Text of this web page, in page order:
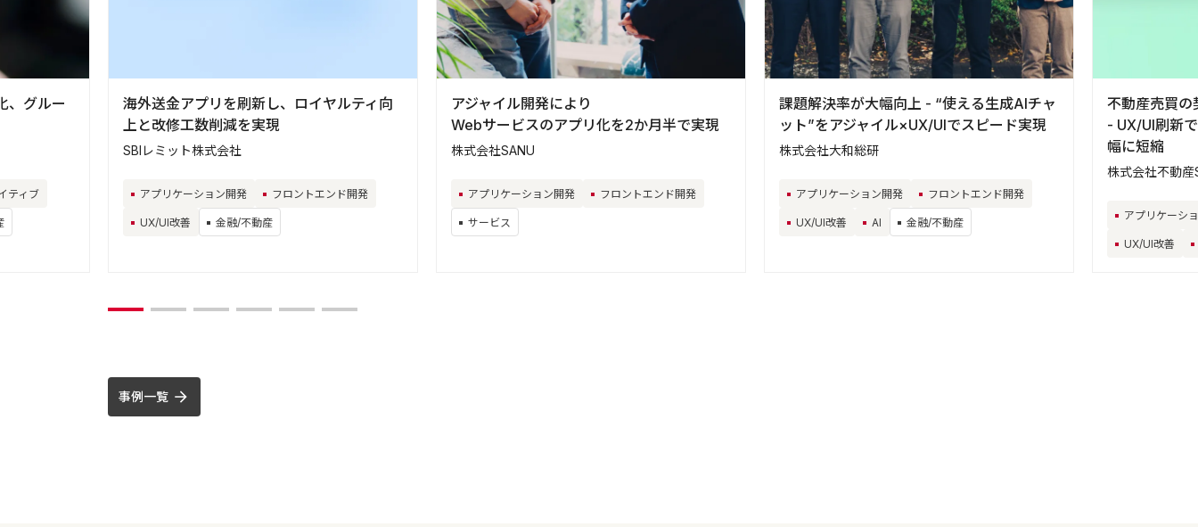
、グルー
ティブ
海外送金アプリを刷新し、ロイヤルティ向
上と改修工数削減を実現
SBIレミット株式会社
アプリケーション開発 フロントエンド開発
UX/UI改善 金融/不動産
アジャイル開発により
Webサービスのアプリ化を2か月半で実現
株式会社SANU
アプリケーション開発 フロントエンド開発
サービス
課題解決率が大幅向上 - “使える生成AIチャ
ット”をアジャイル×UX/UIでスピード実現
株式会社大和総研
アプリケーション開発 フロントエンド開発
UX/UI改善 AI 金融/不動産
不動産売買の
- UX/UI刷新
幅に短縮
株式会社不動
アプリケーシ
UX/UI改善
事例一覧